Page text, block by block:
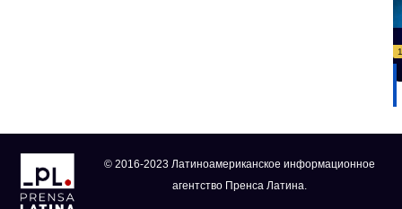
© 2016-2023 Латиноамериканское информационное
агентство Пренса Латина.